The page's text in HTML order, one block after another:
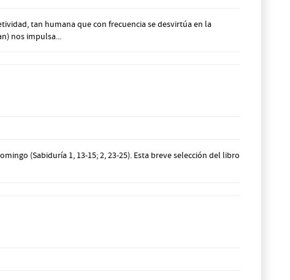
tan humana que con frecuencia se desvirtúa en la
nos impulsa...
(Sabiduría 1, 13-15; 2, 23-25). Esta breve selección del libro